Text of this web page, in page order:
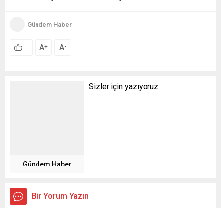
Gündem Haber
A+ A-
Gündem Haber
Sizler için yazıyoruz
Bir Yorum Yazın